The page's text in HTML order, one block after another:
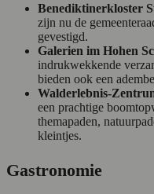
Benediktinerkloster
zijn nu de
gevestigd.
Galerien im Hohen
indrukwekkende
bieden ook een
Walderlebnis-
een prachtige
themapaden,
kleintjes.
Gastronomie